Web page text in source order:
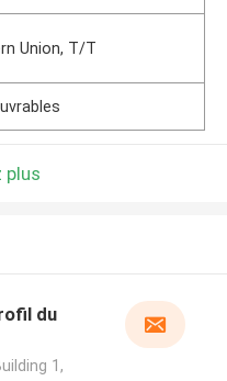
Union, T/T
plus
du
1,